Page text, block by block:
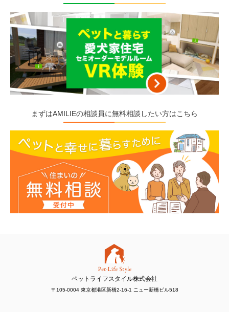
まずはAMILIEの相談員に無料相談したい方はこちら
ペットライフスタイル株式会社
〒105-0004 東京都港区新橋2-16-1 ニュー新橋ビル518